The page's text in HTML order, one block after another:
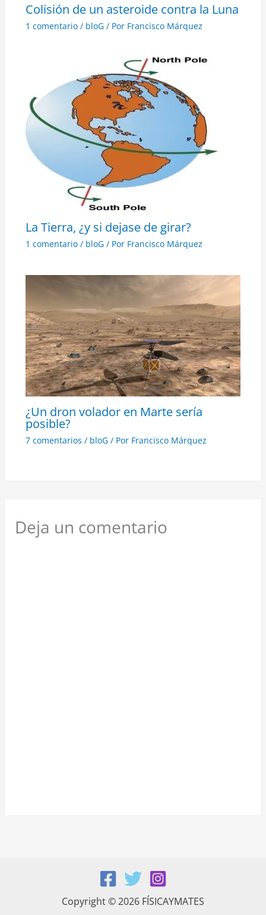
Colisión de un asteroide contra la Luna
1 comentario / bloG/ Por Francisco Márquez
La Tierra, ¿y si dejase de girar?
1 comentario / bloG/ Por Francisco Márquez
¿Un dron volador en Marte sería
posible?
7 comentarios / bloG/ Por Francisco Márquez
Deja un comentario
Copyright © 2026 FÍSICAYMATES